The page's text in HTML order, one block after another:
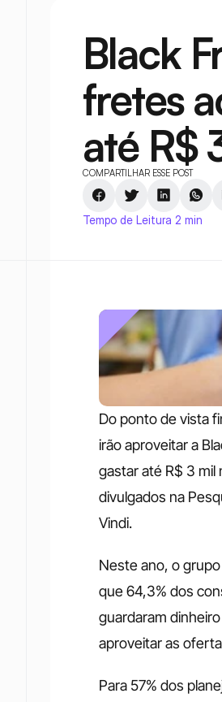
Black
fretes
até R$
COMPARTILHAR ESSE POST
Tempo de Leitura 2 min
Do ponto de vista
irão aproveitar a
gastar até R$ 3
divulgados na
Vindi.
Neste ano, o
que 64,3% dos
guardaram
aproveitar as
Para 57% dos